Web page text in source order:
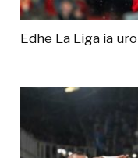
Edhe La Liga ia